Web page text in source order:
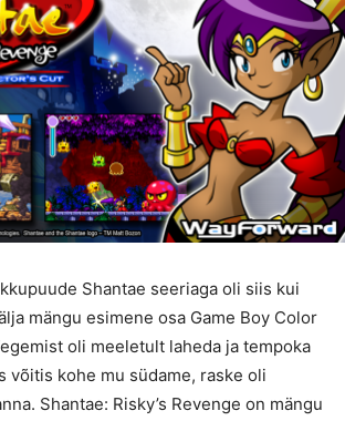
Shantae seeriaga oli siis kui
mängu esimene osa Game Boy Color
oli meeletult laheda ja tempoka
võitis kohe mu südame, raske oli
Shantae: Risky’s Revenge on mängu